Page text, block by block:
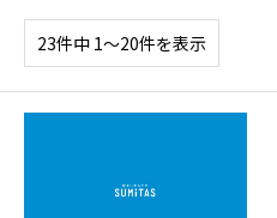
23件中 1〜20件を表示